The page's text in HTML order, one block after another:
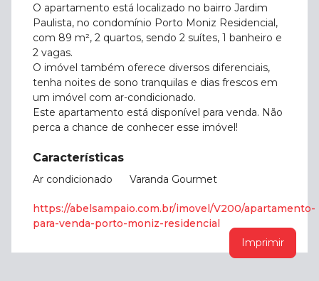
O apartamento está localizado no bairro Jardim
Paulista, no condomínio Porto Moniz Residencial,
com 89 m², 2 quartos, sendo 2 suítes, 1 banheiro e
2 vagas.
O imóvel também oferece diversos diferenciais,
tenha noites de sono tranquilas e dias frescos em
um imóvel com ar-condicionado.
Este apartamento está disponível para venda. Não
perca a chance de conhecer esse imóvel!
Características
Ar condicionado Varanda Gourmet
https://abelsampaio.com.br/imovel/V200/apartamento-
para-venda-porto-moniz-residencial
Imprimir